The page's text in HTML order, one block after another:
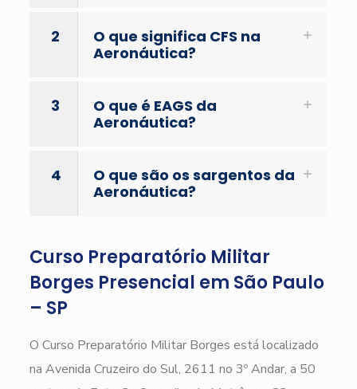
2
O que significa CFS na
Aeronáutica?
3
O que é EAGS da
Aeronáutica?
4
O que são os sargentos da
Aeronáutica?
Curso Preparatório Militar
Borges Presencial em São Paulo
– SP
O Curso Preparatório Militar Borges está localizado
na Avenida Cruzeiro do Sul, 2611 no 3º Andar, a 50